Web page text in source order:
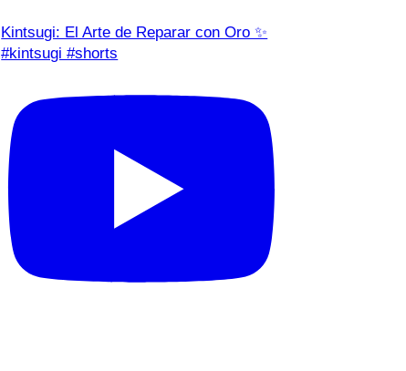
Kintsugi: El Arte de Reparar con Oro ✨
#kintsugi #shorts